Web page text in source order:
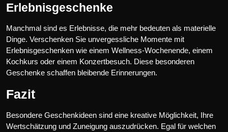
Erlebnisgeschenke
Manchmal sind es Erlebnisse, die mehr bedeuten als materielle
Dinge. Verschenken Sie unvergessliche Momente mit
Erlebnisgeschenken wie einem Wellness-Wochenende, einem
Kochkurs oder einem Konzertbesuch. Diese besonderen
Geschenke schaffen bleibende Erinnerungen.
Fazit
Besondere Geschenkideen sind eine kreative Möglichkeit, Ihre
Wertschätzung und Zuneigung auszudrücken. Egal für welchen